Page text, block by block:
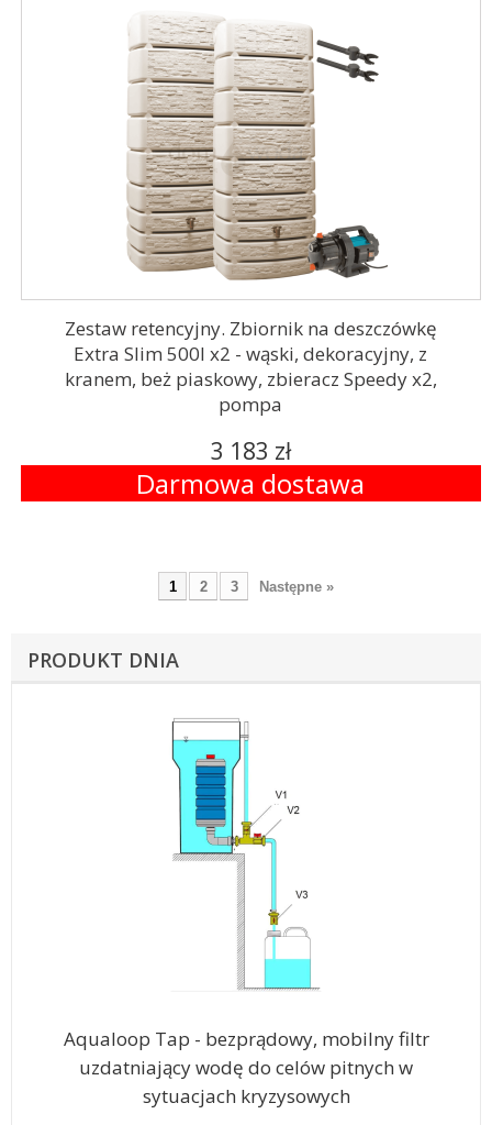
PRODUKT DNIA
Aqualoop Tap - bezprądowy, mobilny filtr
uzdatniający wodę do celów pitnych w
sytuacjach kryzysowych
Zestaw retencyjny. Zbiornik na deszczówkę
Extra Slim 500l x2 - wąski, dekoracyjny, z
kranem, beż piaskowy, zbieracz Speedy x2,
pompa
3 183 zł
Darmowa dostawa
1 2 3 Następne »